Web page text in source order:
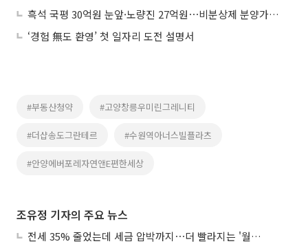
흑석 국평 30억원 눈앞·노량진 27억원⋯비분상제 분양가 질주
‘경험 無도 환영’ 첫 일자리 도전 설명서
#부동산청약 #고양창릉우미린그레니티
#더샵송도그란테르 #수원역아너스빌플라츠
#안양에버포레자연앤E편한세상
조유정 기자의 주요 뉴스
전세 35% 줄었는데 세금 압박까지⋯더 빨라지는 '월세화'